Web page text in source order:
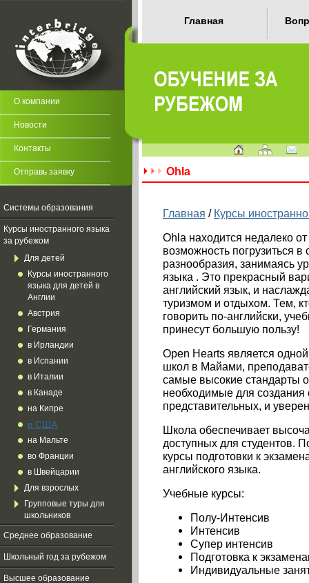
О компании
Новости
Контакты
Отправь заявку
Системы образования
Курсы иностранного языка
за рубежом
Для детей
Курсы иностранного
языка для детей в
Англии
Австрия
Германия
в Ирландии
в Испании
в Италии
в Канаде
на Кипре
в США
на Мальте
во Франции
в Швейцарии
Для взрослых
Групповые туры для
школьников
Среднее образование
Школьный год за рубежом
Высшее образование
Главная
Ohla
Главная / Курсы
Ohla находится недалеко
возможность погрузиться в
разнообразия, занимаясь
языка . Это прекрасный
английский язык, и
туризмом и отдыхом. Тем,
говорить по-английски,
принесут большую пользу!
Open Hearts является
школ в Майами,
самые высокие стандарты
необходимые для
представительных, и
Школа обеспечивает
доступных для студентов.
курсы подготовки к
английского языка.
Учебные курсы:
Полу-Интенсив
Интенсив
Супер интенсив
Подготовка к
Индивидуальные